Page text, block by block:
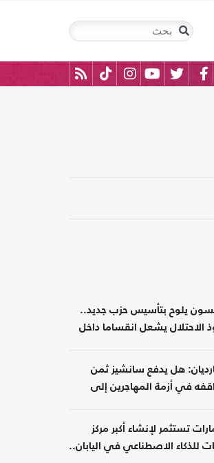
يلوح بتأسيس حزب جديد..
الاحتلال يشعل انقساما داخل
هل يدفع سانشيز ثمن
في أزمة المهاجرين إلى
تستثمر لإنشاء أكبر مركز
للذكاء الاصطناعي في اليابان..